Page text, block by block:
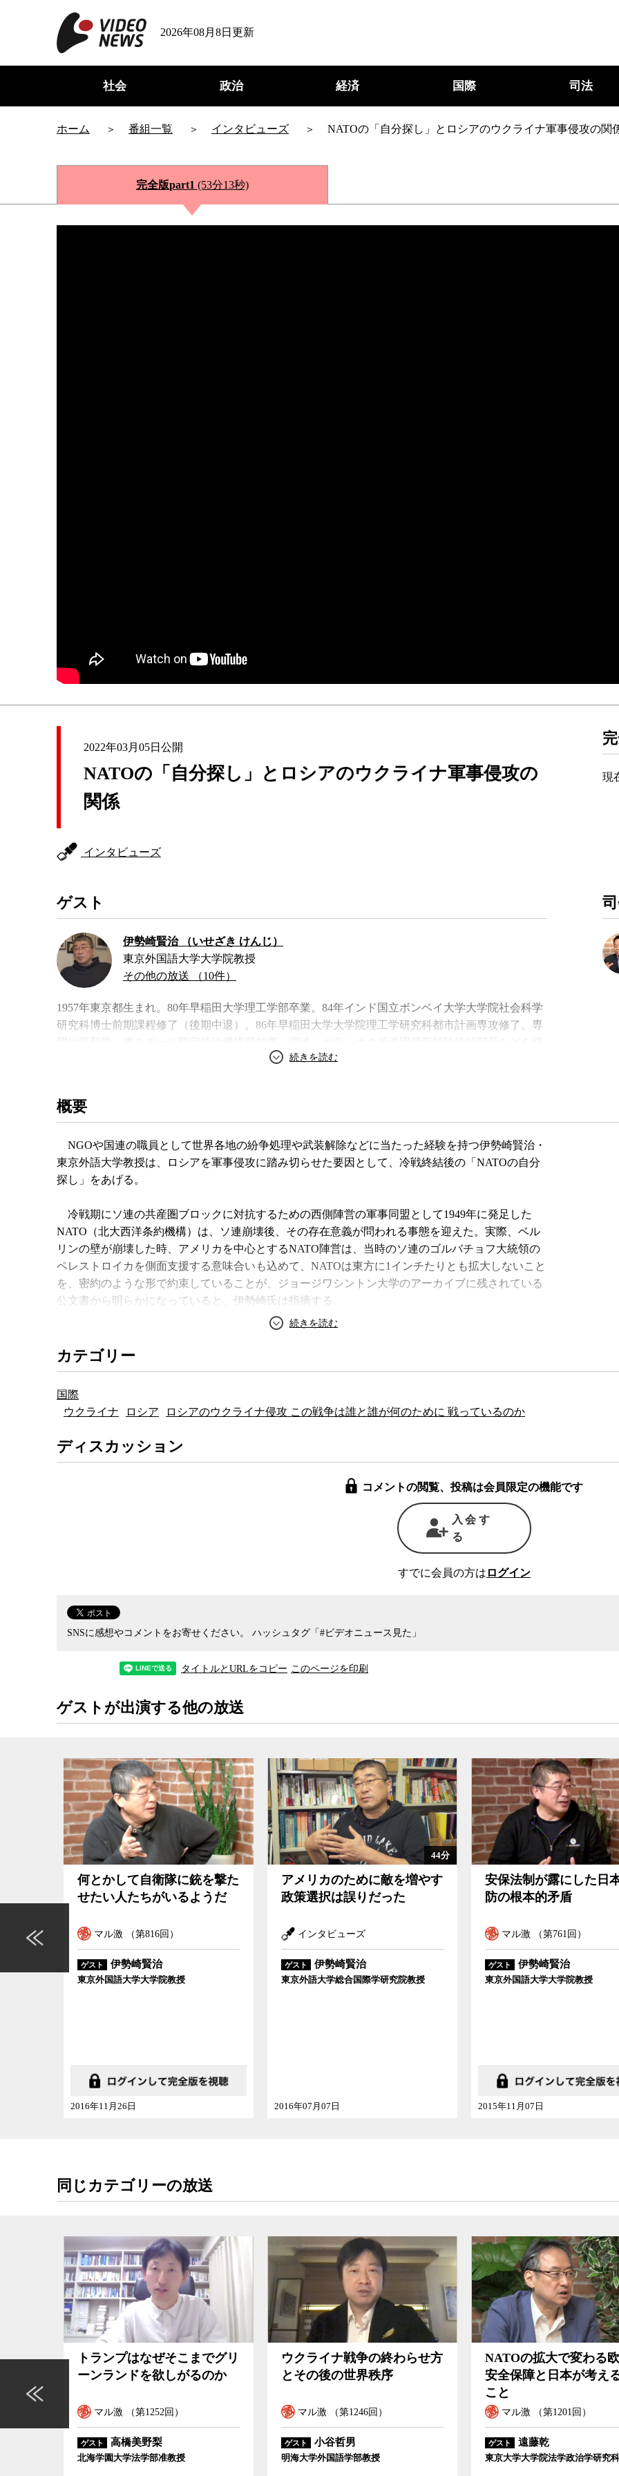
2026年08月8日更新
社会 政治 経済 国際 司法
ホーム 番組一覧 インタビューズ NATOの「自分探し」とロシアのウクライナ軍事侵攻の関
完全版part1 (53分13秒)
2022年03月05日公開
NATOの「自分探し」とロシアのウクライナ軍事侵攻の
関係
インタビューズ
現
ゲスト
伊勢崎賢治 （いせざき けんじ）
東京外国語大学大学院教授
その他の放送 （10件）
1957年東京都生まれ。80年早稲田大学理工学部卒業。84年インド国立ボンベイ大学大学院社会科学
研究科博士前期課程修了（後期中退）。86年早稲田大学大学院理工学研究科都市計画専攻修了。専
て、日本政府特別顧問としてアフガニスタンの武装解除を指揮。立教大学教授などを経て2009年よ
新国防論 9条もアメリカも日本
本当の戦争の話をしよう: 世界
概要
NGOや国連の職員として世界各地の紛争処理や武装解除などに当たった経験を持つ伊勢崎賢治・
東京外語大学教授は、ロシアを軍事侵攻に踏み切らせた要因として、冷戦終結後の「NATOの自分
探し」をあげる。
冷戦期にソ連の共産圏ブロックに対抗するための西側陣営の軍事同盟として1949年に発足した
NATO（北大西洋条約機構）は、ソ連崩壊後、その存在意義が問われる事態を迎えた。実際、ベル
リンの壁が崩壊した時、アメリカを中心とするNATO陣営は、当時のソ連のゴルバチョフ大統領の
ペレストロイカを側面支援する意味合いも込めて、NATOは東方に1インチたりとも拡大しないこと
を、密約のような形で約束していることが、ジョージワシントン大学のアーカイブに残されている
公文書から明らかになっていると、伊勢崎氏は指摘する。
条約に変質させる案も一時は議論されたが、加盟国の方々に軍事基地を持ちNATO軍を駐留させて
いる巨大な軍事同盟を解消することは容易ではなかった。 結果的に冷戦終結後もNATOは東方への
拡大を続け、今やバルト三国を始め旧共産圏のポーランドやハンガリーまでがNATOに加盟するこ
ととなった。
そうこうしているうちに、2001年には同時多発テロに遭遇したアメリカが主導するテロとの戦い
が始まり、NATOはあらためてその存在意義を見出すことになった。そこでアフガニスタンやイラ
なくなったことが明らかになった2012年頃から、NATOは再びアイデンティティ・クライシスに陥
る。しかし、2014年にロシアが武力でクリミアを併合したのを機に、欧州諸国は「やっぱりNATO
が必要」であることを再認識し、結果的にNATOは今、「ロシアの拡大主義に太刀打ちする軍事同
ロシアのウクライナ侵攻の背景には、冷戦終結後のNATOの東方拡大があるとされるが、ロシア
及ぶことに脅威を感じたロシアが、窮余の策として軍事侵攻に踏み切ったという側面を理解するこ
とは、今後のウクライナ紛争の着地点を考える上で重要になるだろう。
また、ロシアと国境を接するフィンランドが、あえてNATOには加盟せずに中立的な地位にとど
考える上で重要になると伊勢崎氏は語る。
本が考えるべきことなどを、ジャーナリストの神保哲生が聞いた。
カテゴリー
国際
ウクライナ
ロシア ロシアのウクライナ侵攻 この戦争は誰と誰が何のために 戦っているのか
ディスカッション
コメントの閲覧、投稿は会員限定の機能です
入会す
る
すでに会員の方は ログイン
SNSに感想やコメントをお寄せください。 ハッシュタグ「#ビデオニュース見た」
タイトルとURLをコピー このページを印刷
ゲストが出演する他の放送
何とかして自衛隊に銃を撃た
せたい人たちがいるようだ
マル激 （第816回）
ゲスト 伊勢崎賢治
東京外国語大学大学院教授
2016年11月26日
44分
アメリカのために敵を増やす
政策選択は誤りだった
インタビューズ
ゲスト 伊勢崎賢治
東京外語大学総合国際学研究院教授
2016年07月07日
安保法制が露にした日
防の根本的矛盾
マル激 （第761回）
ゲスト 伊勢崎賢治
東京外国語大学大学院教授
2015年11月07日
同じカテゴリーの放送
日本
トランプはなぜそこまでグリ
ーンランドを欲しがるのか
マル激 （第1252回）
ゲスト 高橋美野梨
北海学園大学法学部准教授
ウクライナ戦争の終わらせ方
とその後の世界秩序
マル激 （第1246回）
ゲスト 小谷哲男
明海大学外国語学部教授
NATOの拡大で変わる
安全保障と日本が考え
こと
マル激 （第1201回）
ゲスト 遠藤乾
東京大学大学院法学政治学研究